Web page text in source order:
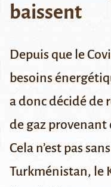
baissent
Depuis que le
besoins
a donc décidé de
de gaz provenant
Cela n’est pas
Turkménistan, le